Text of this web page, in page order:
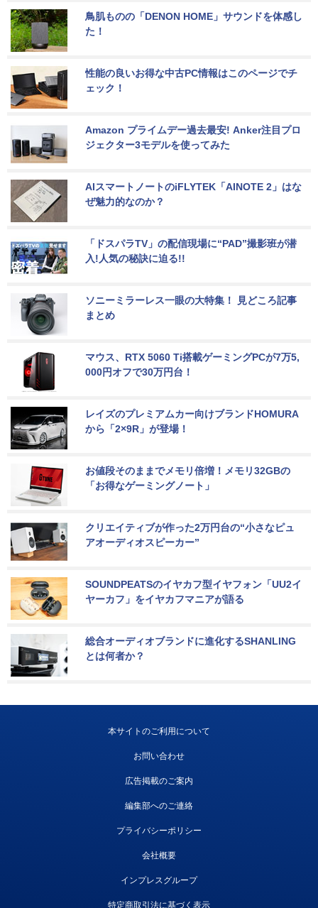
鳥肌ものの「DENON HOME」サウンドを体感し
た！
性能の良いお得な中古PC情報はこのページでチ
ェック！
Amazon プライムデー過去最安! Anker注目プロ
ジェクター3モデルを使ってみた
AIスマートノートのiFLYTEK「AINOTE 2」はな
ぜ魅力的なのか？
「ドスパラTV」の配信現場に“PAD”撮影班が潜
入!人気の秘訣に迫る!!
ソニーミラーレス一眼の大特集！ 見どころ記事
まとめ
マウス、RTX 5060 Ti搭載ゲーミングPCが7万5,
000円オフで30万円台！
レイズのプレミアムカー向けブランドHOMURA
から「2×9R」が登場！
お値段そのままでメモリ倍増！メモリ32GBの
「お得なゲーミングノート」
クリエイティブが作った2万円台の“小さなピュ
アオーディオスピーカー”
SOUNDPEATSのイヤカフ型イヤフォン「UU2イ
ヤーカフ」をイヤカフマニアが語る
総合オーディオブランドに進化するSHANLING
とは何者か？
本サイトのご利用について
お問い合わせ
広告掲載のご案内
編集部へのご連絡
プライバシーポリシー
会社概要
インプレスグループ
特定商取引法に基づく表示